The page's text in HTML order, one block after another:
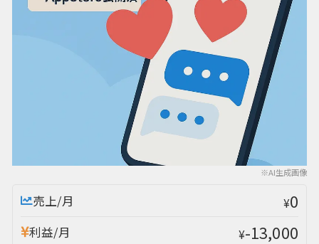
※AI生成画像
売上/月 ¥0
利益/月 ¥-13,000